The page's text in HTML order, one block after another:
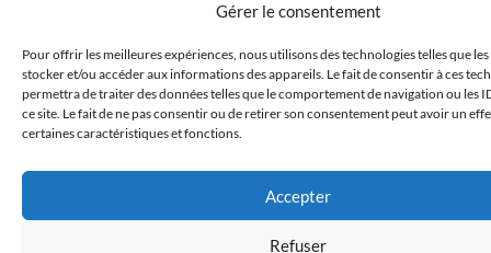
Gérer le consentement
Pour offrir les meilleures expériences, nous utilisons des technologies telles que
stocker et/ou accéder aux informations des appareils. Le fait de consentir à ces
permettra de traiter des données telles que le comportement de navigation ou les
ce site. Le fait de ne pas consentir ou de retirer son consentement peut avoir un
certaines caractéristiques et fonctions.
Accepter
Refuser